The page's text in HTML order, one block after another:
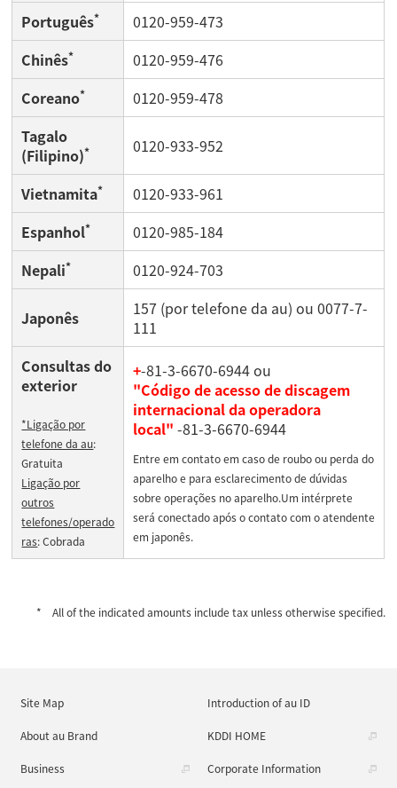
Português*
0120-959-473
Chinês*
0120-959-476
Coreano*
0120-959-478
Tagalo
(Filipino)* 0120-933-952
Vietnamita*
0120-933-961
Espanhol*
0120-985-184
Nepali* 0120-924-703
Japonês
157 (por telefone da au) ou 0077-7-
111
Consultas do
exterior
*Ligação por
telefone da au:
Gratuita
Ligação por
outros
telefones/operado
ras: Cobrada
+-81-3-6670-6944 ou
"Código de acesso de discagem
internacional da operadora
local" -81-3-6670-6944
Entre em contato em caso de roubo ou perda do
aparelho e para esclarecimento de dúvidas
sobre operações no aparelho.Um intérprete
será conectado após o contato com o atendente
em japonês.
All of the indicated amounts include tax unless otherwise specified.
Site Map Introduction of au ID
About au Brand KDDI HOME
Business Corporate Information